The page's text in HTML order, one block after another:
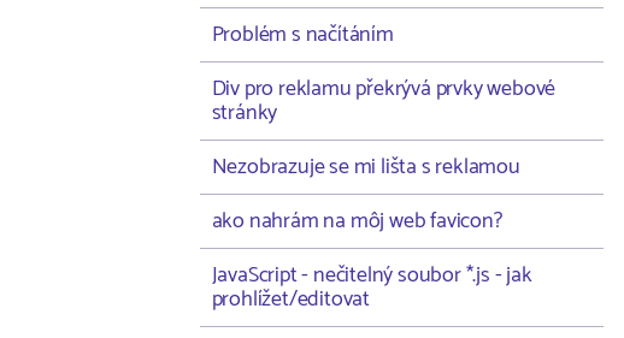
Problém s načítáním
Div pro reklamu překrývá prvky webové
stránky
Nezobrazuje se mi lišta s reklamou
ako nahrám na môj web favicon?
JavaScript - nečitelný soubor *.js - jak
prohlížet/editovat